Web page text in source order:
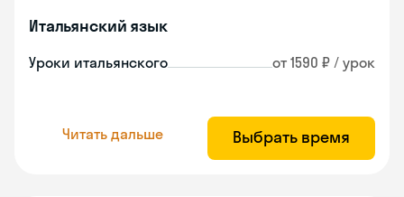
Итальянский язык
Уроки итальянского от 1590 ₽ / урок
Читать дальше Выбрать время